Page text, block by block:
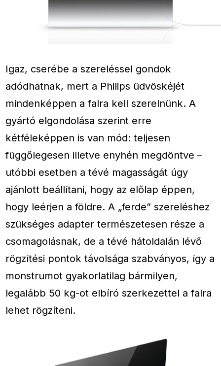
Igaz, cserébe a szereléssel gondok
adódhatnak, mert a Philips üdvöskéjét
mindenképpen a falra kell szerelnünk. A
gyártó elgondolása szerint erre
kétféleképpen is van mód: teljesen
függőlegesen illetve enyhén megdöntve –
utóbbi esetben a tévé magasságát úgy
ajánlott beállítani, hogy az előlap éppen,
hogy leérjen a földre. A „ferde” szereléshez
szükséges adapter természetesen része a
csomagolásnak, de a tévé hátoldalán lévő
rögzítési pontok távolsága szabványos, így a
monstrumot gyakorlatilag bármilyen,
legalább 50 kg-ot elbíró szerkezettel a falra
lehet rögzíteni.